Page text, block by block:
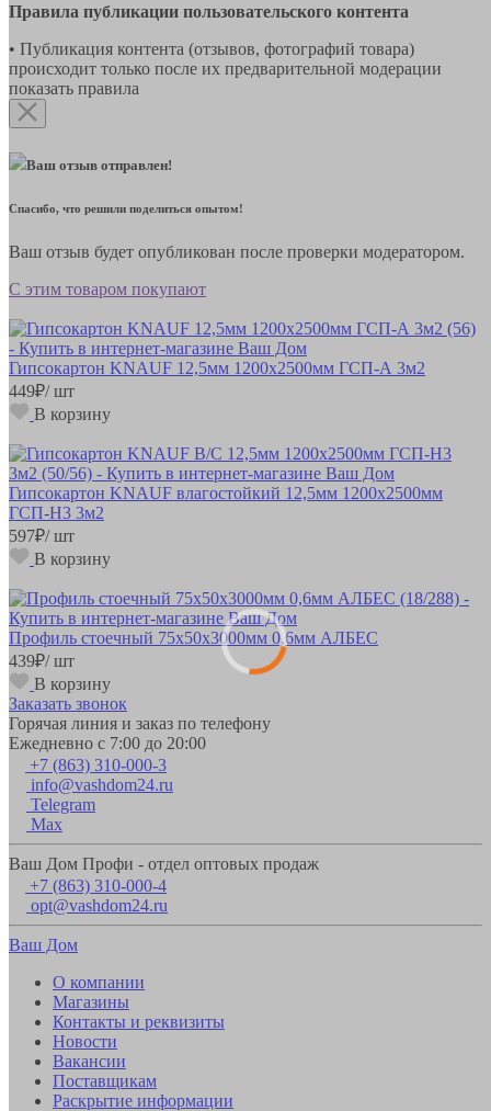
Правила публикации пользовательского контента
• Публикация контента (отзывов, фотографий товара)
происходит только после их предварительной модерации
показать правила
Ваш отзыв отправлен!
Спасибо, что решили поделиться опытом!
Ваш отзыв будет опубликован после проверки модератором.
С этим товаром покупают
Гипсокартон KNAUF 12,5мм 1200х2500мм ГСП-А 3м2
449₽/ шт
В корзину
Гипсокартон KNAUF влагостойкий 12,5мм 1200х2500мм
ГСП-Н3 3м2
597₽/ шт
В корзину
Профиль стоечный 75х50х3000мм 0,6мм АЛБЕС
439₽/ шт
В корзину
Заказать звонок
Горячая линия и заказ по телефону
Ежедневно с 7:00 до 20:00
+7 (863) 310-000-3
info@vashdom24.ru
Telegram
Max
Ваш Дом Профи - отдел оптовых продаж
+7 (863) 310-000-4
opt@vashdom24.ru
Ваш Дом
О компании
Магазины
Контакты и реквизиты
Новости
Вакансии
Поставщикам
Раскрытие информации